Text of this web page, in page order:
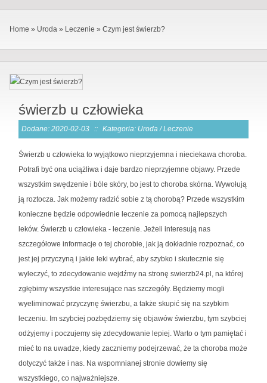
Home » Uroda » Leczenie » Czym jest świerzb?
świerzb u człowieka
Dodane: 2020-02-03 :: Kategoria: Uroda / Leczenie
Świerzb u człowieka to wyjątkowo nieprzyjemna i nieciekawa choroba.
Potrafi być ona uciążliwa i daje bardzo nieprzyjemne objawy. Przede
wszystkim swędzenie i bóle skóry, bo jest to choroba skórna. Wywołują
ją roztocza. Jak możemy radzić sobie z tą chorobą? Przede wszystkim
konieczne będzie odpowiednie leczenie za pomocą najlepszych
leków. Świerzb u człowieka - leczenie. Jeżeli interesują nas
szczegółowe informacje o tej chorobie, jak ją dokładnie rozpoznać, co
jest jej przyczyną i jakie leki wybrać, aby szybko i skutecznie się
wyleczyć, to zdecydowanie wejdźmy na stronę swierzb24.pl, na której
zgłębimy wszystkie interesujące nas szczegóły. Będziemy mogli
wyeliminować przyczynę świerzbu, a także skupić się na szybkim
leczeniu. Im szybciej pozbędziemy się objawów świerzbu, tym szybciej
odżyjemy i poczujemy się zdecydowanie lepiej. Warto o tym pamiętać i
mieć to na uwadze, kiedy zaczniemy podejrzewać, że ta choroba może
dotyczyć także i nas. Na wspomnianej stronie dowiemy się
wszystkiego, co najważniejsze.